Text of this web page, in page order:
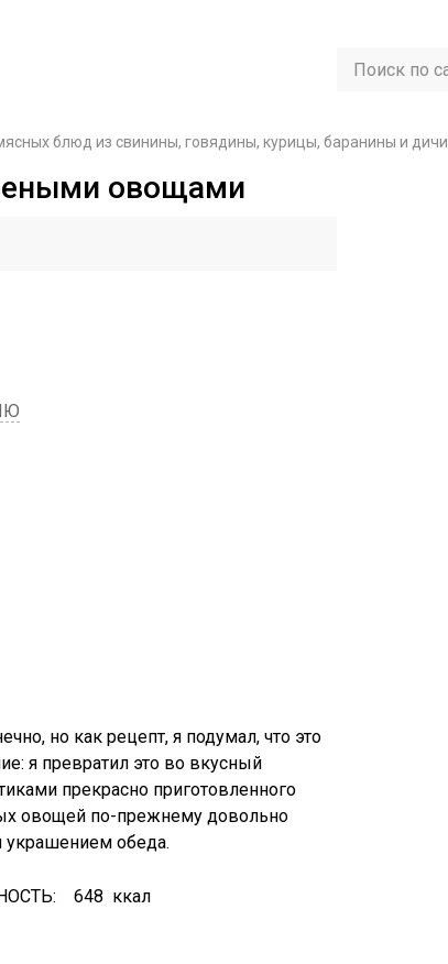
блюд из свинины, говядины, курицы, баранины и дичи
овощами
но как рецепт, я подумал, что это
я превратил это во вкусный
прекрасно приготовленного
овощей по-прежнему довольно
украшением обеда.
648 ккал